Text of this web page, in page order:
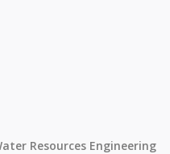
Resources Engineering